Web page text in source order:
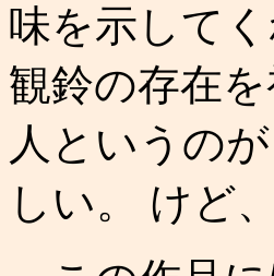
味を示して
観鈴の存在
人というの
しい。 けど